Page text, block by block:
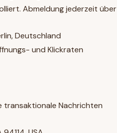
Abmeldung jederzeit über
Deutschland
und Klickraten
transaktionale Nachrichten